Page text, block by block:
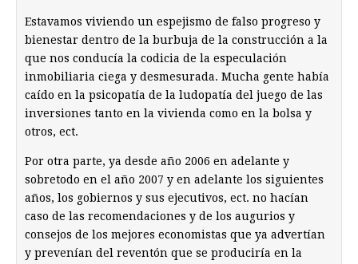
Estavamos viviendo un espejismo de falso progreso y
bienestar dentro de la burbuja de la construcción a la
que nos conducía la codicia de la especulación
inmobiliaria ciega y desmesurada. Mucha gente había
caído en la psicopatía de la ludopatía del juego de las
inversiones tanto en la vivienda como en la bolsa y
otros, ect.
Por otra parte, ya desde año 2006 en adelante y
sobretodo en el año 2007 y en adelante los siguientes
años, los gobiernos y sus ejecutivos, ect. no hacían
caso de las recomendaciones y de los augurios y
consejos de los mejores economistas que ya advertían
y prevenían del reventón que se produciría en la